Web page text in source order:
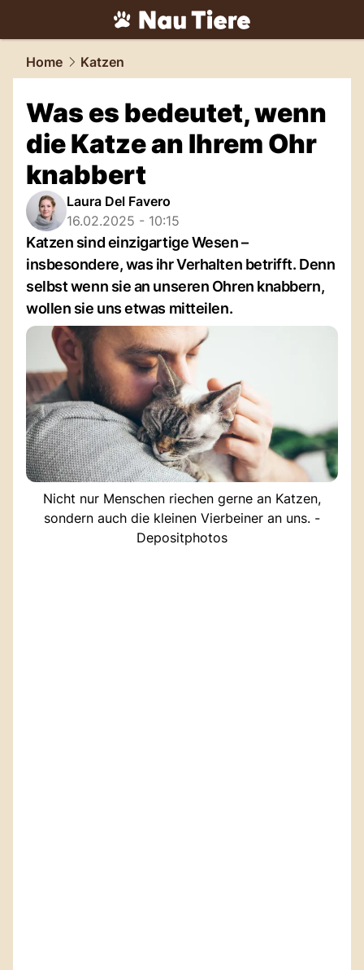
tiere.NAU.ch
Home Katzen
Was es bedeutet, wenn
die Katze an Ihrem Ohr
knabbert
Laura Del Favero
16.02.2025 - 10:15
Katzen sind einzigartige Wesen –
insbesondere, was ihr Verhalten betrifft. Denn
selbst wenn sie an unseren Ohren knabbern,
wollen sie uns etwas mitteilen.
Nicht nur Menschen riechen gerne an Katzen,
sondern auch die kleinen Vierbeiner an uns. -
Depositphotos